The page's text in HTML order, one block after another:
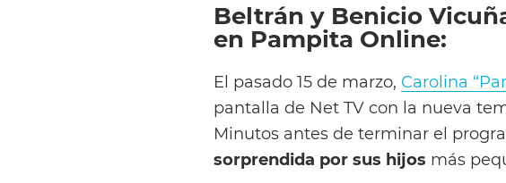
Beltrán y Benicio
en Pampita Online:
El pasado 15 de marzo, Carolina
pantalla de Net TV con la nueva
Minutos antes de terminar el
sorprendida por sus hijos más